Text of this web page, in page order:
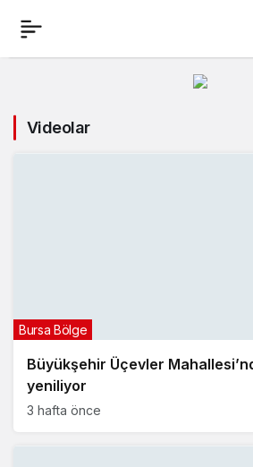
Videolar
Büyükşehir Üçevler
yeniliyor
Bursa Bölge
3 hafta önce